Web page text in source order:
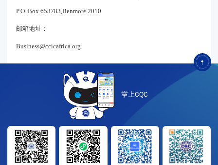
P.O. Box 653783,Benmore 2010
邮箱地址：
Business@ccicafrica.org
掌上CQC